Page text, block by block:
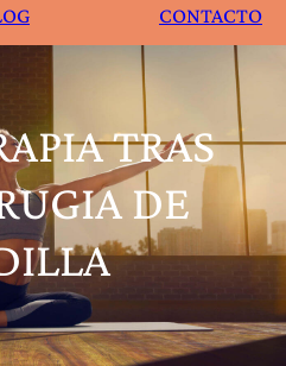
CONTACTO
TRAS
DE